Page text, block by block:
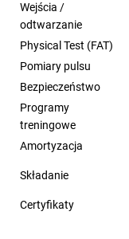
Wejścia /
odtwarzanie
Physical Test (FAT)
Pomiary pulsu
Bezpieczeństwo
Programy
treningowe
Amortyzacja
Składanie
Certyfikaty